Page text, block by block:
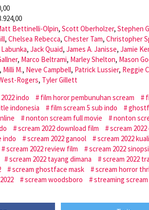
Bettinelli-Olpin, Scott Oberholzer, Stephen
, Chelsea Rebecca, Chester Tam, Christopher
, Jack Quaid, James A. Janisse, Jamie
, Marco Beltrami, Marley Shelton, Mason
, Milli M., Neve Campbell, Patrick Lussier, Reggie
Rogers, Tyler Gillett
indo
film horor pembunuhan scream
indonesia
film scream 5 sub indo
nonton scream full movie nonton
scream 2022 download film scream 2022
indo
scream 2022 ganool scream 2022
scream 2022 review film scream 2022
scream 2022 tayang dimana scream 2022
scream ghostface mask scream horror
scream woodsboro
streaming scream